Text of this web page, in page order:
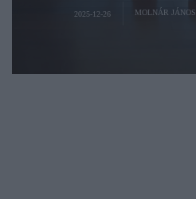
2025-12-26 MOLNÁR JÁNOS